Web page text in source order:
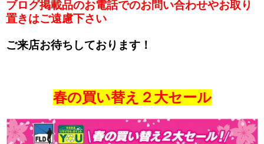
ブログ掲載品のお電話でのお問い合わせやお取り
置きはご遠慮下さい
ご来店お待ちしております！
春の買い替え２大セール